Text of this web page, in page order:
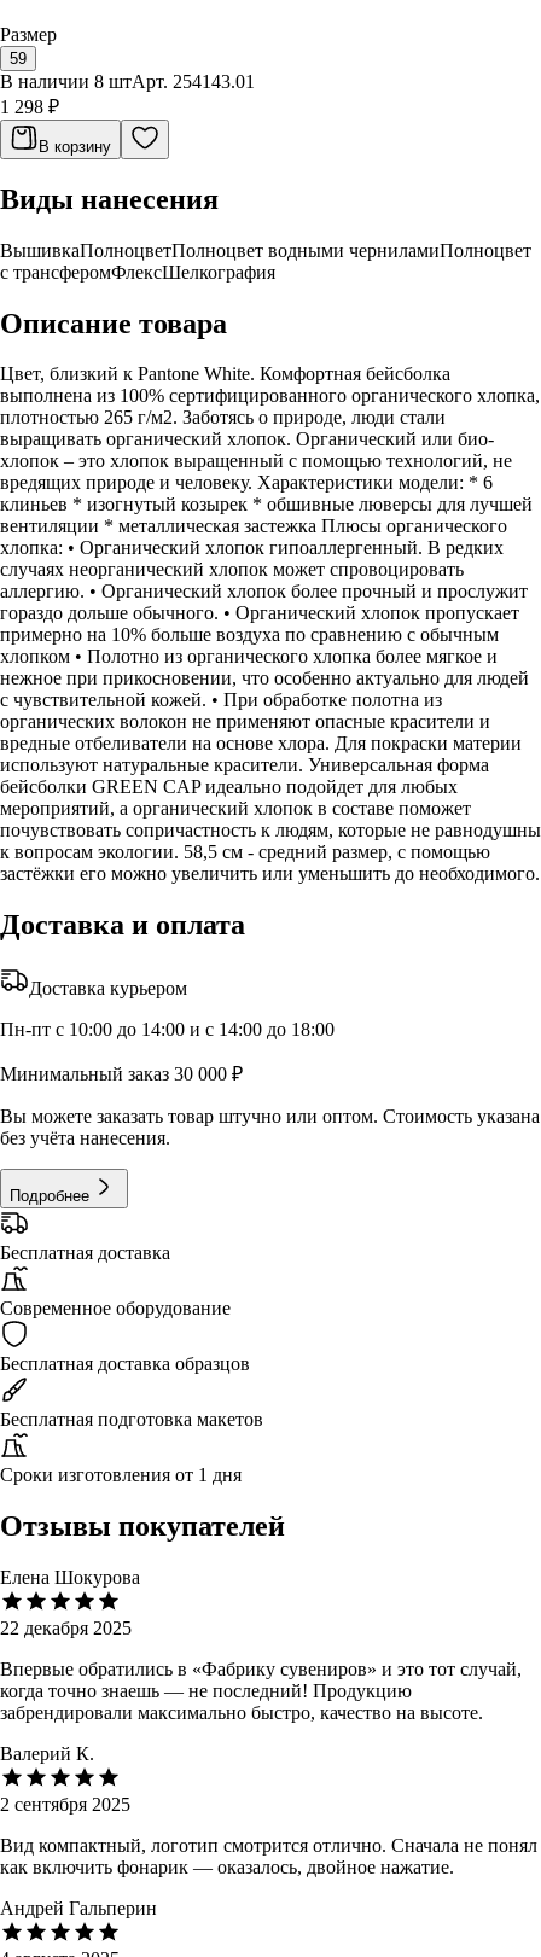
Размер
59
В наличии 8 штАрт. 254143.01
1 298 ₽
В корзину
Виды нанесения
ВышивкаПолноцветПолноцвет водными черниламиПолноцвет
с трансферомФлексШелкография
Описание товара
Цвет, близкий к Pantone White. Комфортная бейсболка
выполнена из 100% сертифицированного органического хлопка,
плотностью 265 г/м2. Заботясь о природе, люди стали
выращивать органический хлопок. Органический или био-
хлопок – это хлопок выращенный с помощью технологий, не
вредящих природе и человеку. Характеристики модели: * 6
клиньев * изогнутый козырек * обшивные люверсы для лучшей
вентиляции * металлическая застежка Плюсы органического
хлопка: • Органический хлопок гипоаллергенный. В редких
случаях неорганический хлопок может спровоцировать
аллергию. • Органический хлопок более прочный и прослужит
гораздо дольше обычного. • Органический хлопок пропускает
примерно на 10% больше воздуха по сравнению с обычным
хлопком • Полотно из органического хлопка более мягкое и
нежное при прикосновении, что особенно актуально для людей
с чувствительной кожей. • При обработке полотна из
органических волокон не применяют опасные красители и
вредные отбеливатели на основе хлора. Для покраски материи
используют натуральные красители. Универсальная форма
бейсболки GREEN CAP идеально подойдет для любых
мероприятий, а органический хлопок в составе поможет
почувствовать сопричастность к людям, которые не равнодушны
к вопросам экологии. 58,5 см - средний размер, с помощью
застёжки его можно увеличить или уменьшить до необходимого.
Доставка и оплата
Доставка курьером
Пн-пт с 10:00 до 14:00 и с 14:00 до 18:00
Минимальный заказ 30 000 ₽
Вы можете заказать товар штучно или оптом. Стоимость указана
без учёта нанесения.
Подробнее
Бесплатная доставка
Современное оборудование
Бесплатная доставка образцов
Бесплатная подготовка макетов
Сроки изготовления от 1 дня
Отзывы покупателей
Елена Шокурова
22 декабря 2025
Впервые обратились в «Фабрику сувениров» и это тот случай,
когда точно знаешь — не последний! Продукцию
забрендировали максимально быстро, качество на высоте.
Валерий К.
2 сентября 2025
Вид компактный, логотип смотрится отлично. Сначала не понял
как включить фонарик — оказалось, двойное нажатие.
Андрей Гальперин